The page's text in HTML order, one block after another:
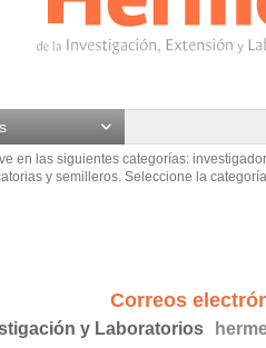
en las siguientes categorías:
y semilleros. Seleccione la
Correos
y Laboratorios